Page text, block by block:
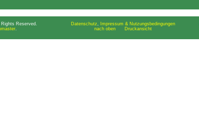
Rights Reserved.
.
Datenschutz,
Impressum & Nutzungsbedingungen
nach oben
Druckansicht